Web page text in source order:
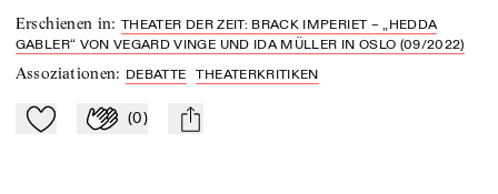
Erschienen in:THEATER DER ZEIT: BRACK IMPERIET – „HEDDA
GABLER“ VON VEGARD VINGE UND IDA MÜLLER IN OSLO (09/2022)
Assoziationen: DEBATTE THEATERKRITIKEN
Zu Mein-TdZ hinzufügen
Applaudieren
(0) mail